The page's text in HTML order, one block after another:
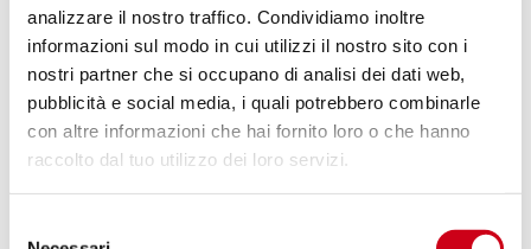
analizzare il nostro traffico. Condividiamo inoltre
informazioni sul modo in cui utilizzi il nostro sito con i
nostri partner che si occupano di analisi dei dati web,
pubblicità e social media, i quali potrebbero combinarle
con altre informazioni che hai fornito loro o che hanno
raccolto dal tuo utilizzo dei loro servizi.